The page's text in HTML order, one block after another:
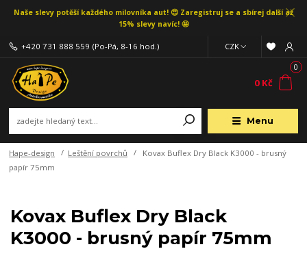
Naše slevy potěší každého milovníka aut! 😍 Zaregistruj se a sbírej další až
15% slevy navíc! 🤩
Menu
CZK
+420 731 888 559 (Po-Pá, 8-16 hod.)
0
0 Kč
Hape-design Leštění povrchů
Kovax Buflex Dry Black K3000 - brusný
papír 75mm
Kovax Buflex Dry Black
K3000 - brusný papír 75mm